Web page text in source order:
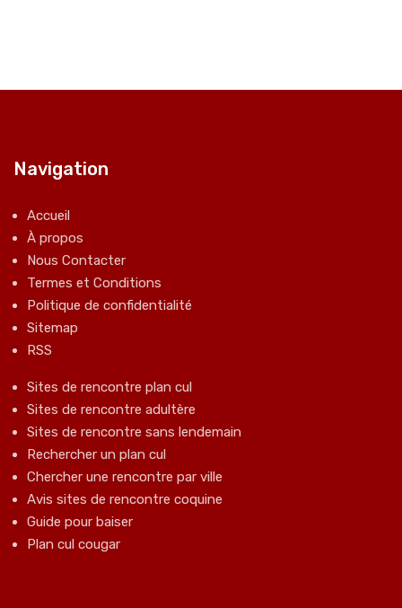
Navigation
Accueil
À propos
Nous Contacter
Termes et Conditions
Politique de confidentialité
Sitemap
RSS
Sites de rencontre plan cul
Sites de rencontre adultère
Sites de rencontre sans lendemain
Rechercher un plan cul
Chercher une rencontre par ville
Avis sites de rencontre coquine
Guide pour baiser
Plan cul cougar